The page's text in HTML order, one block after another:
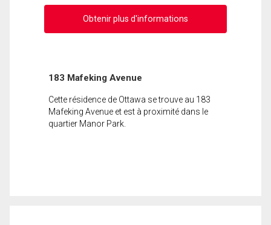
Obtenir plus d'informations
183 Mafeking Avenue
Cette résidence de Ottawa se trouve au 183
Mafeking Avenue et est à proximité dans le
quartier Manor Park.